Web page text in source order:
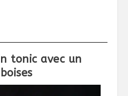
tonic avec un